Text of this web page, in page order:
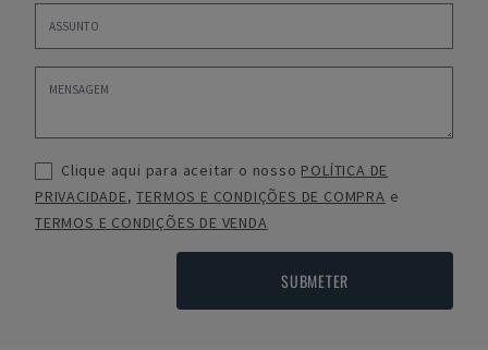
Clique aqui para aceitar o nosso POLÍTICA DE
PRIVACIDADE,TERMOS E CONDIÇÕES DE COMPRA e
TERMOS E CONDIÇÕES DE VENDA
SUBMETER